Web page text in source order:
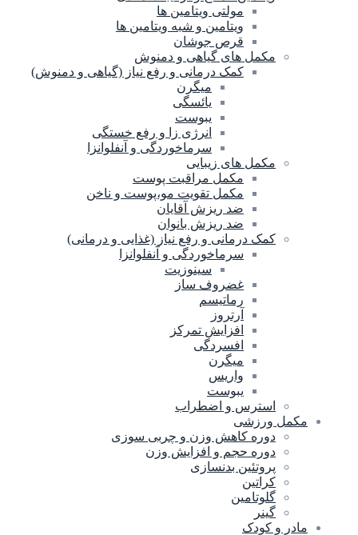
مولتی ویتامین ها
ویتامین و شبه ویتامین ها
قرص جوشان
مکمل های گیاهی و دمنوش
کمک درمانی و رفع نیاز (گیاهی و دمنوش)
میگرن
یائسگی
یبوست
انرژی زا و رفع خستگی
سرماخوردگی و آنفلوانزا
مکمل های زیبایی
مکمل مراقبت پوست
مکمل تقویت مو،پوست و ناخن
ضد ریزش آقایان
ضد ریزش بانوان
کمک درمانی و رفع نیاز (غذایی و درمانی)
سرماخوردگی و آنفلوانزا
سینوزیت
غضروف ساز
رماتیسم
آرتروز
افزایش تمرکز
افسردگی
میگرن
واریس
یبوست
استرس و اضطراب
مکمل ورزشی
دوره کاهش وزن و چربی سوزی
دوره حجم و افزایش وزن
پروتئین بدنسازی
کراتین
گلوتامین
گینر
مادر و کودک